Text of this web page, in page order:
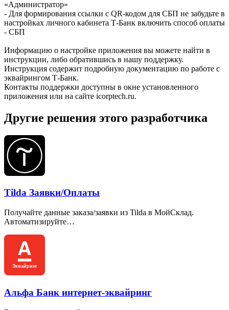
«Администратор»
- Для формирования ссылки с QR-кодом для СБП не забудьте в
настройках личного кабинета Т-Банк включить способ оплаты
- СБП
Информацию о настройке приложения вы можете найти в
инструкции, либо обратившись в нашу поддержку.
Инструкция содержит подробную документацию по работе с
эквайрингом Т-Банк.
Контакты поддержки доступны в окне установленного
приложения или на сайте icorptech.ru.
Другие решения этого разработчика
Tilda Заявки/Оплаты
Получайте данные заказа/заявки из Tilda в МойСклад.
Автоматизируйте…
Альфа Банк интернет-эквайринг